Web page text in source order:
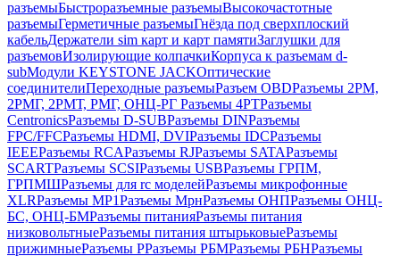
разъемыБыстроразъемные разъемыВысокочастотные
разъемыГерметичные разъемыГнёзда под сверхплоский
кабельДержатели sim карт и карт памятиЗаглушки для
разъемовИзолирующие колпачкиКорпуса к разъемам d-
subМодули KEYSTONE JACKОптические
соединителиПереходные разъемыРазъем OBDРазъемы 2РМ,
2РМГ, 2РМТ, РМГ, ОНЦ-РГ Разъемы 4РТРазъемы
CentronicsРазъемы D-SUBРазъемы DINРазъемы
FPC/FFCРазъемы HDMI, DVIРазъемы IDCРазъемы
IEEEРазъемы RCAРазъемы RJРазъемы SATAРазъемы
SCARTРазъемы SCSIРазъемы USBРазъемы ГРПM,
ГРПМШРазъемы для rc моделейРазъемы микрофонные
XLRРазъемы МР1Разъемы МрнРазъемы ОНПРазъемы ОНЦ-
БС, ОНЦ-БМРазъемы питанияРазъемы питания
низковольтныеРазъемы питания штырьковыеРазъемы
прижимныеРазъемы РРазъемы РБМРазъемы РБНРазъемы